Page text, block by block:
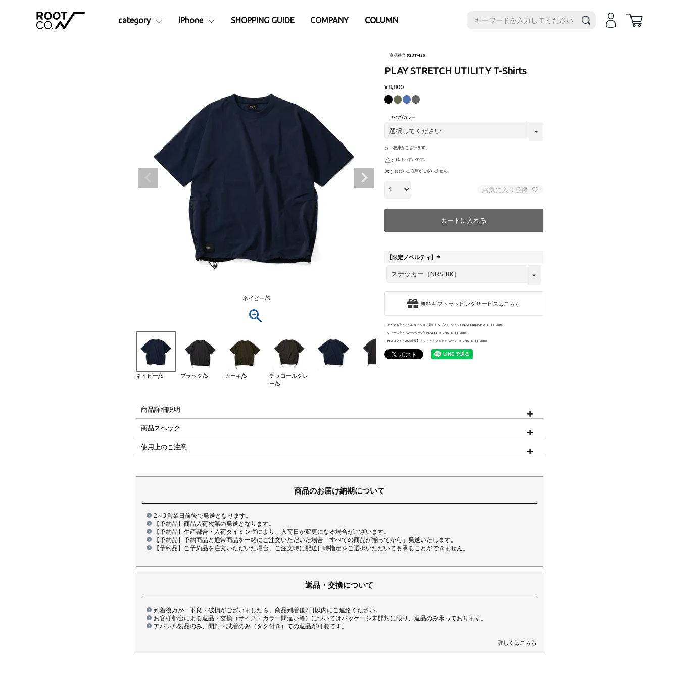
category
アクセサリー・小物
├カラビナ
├ショルダー・ネックストラップ
アパレル・ウェア類
- バックポケットシリーズ
- ロングスリープTシャツ
- スウェット
- アウター
├パンツ
- ロングパンツ
- ショーツ
ファニチャー
iPhone17e
iPhone17ProMax
iPhone16e
iPhone16ProMax
iPhone15Plus
iPhone
iPhone15Pro
iPhone15ProMax
iPhone14Pro
SHOPPING GUIDE COMPANY COLUMN
ネイビー/S
ネイビー/S ブラック/S カーキ/S
チャコールグレ
ー/S
商品番号 PSUT-456
PLAY STRETCH UTILITY T-Shirts
¥8,800
サイズ/カラー
○ 在庫がございます。
△ 残りわずかです。
✕ ただいま在庫がございません。
お気に入り登録
カートに入れる
【限定ノベルティ】
必
無料ギフトラッピングサービスはこちら
アイテム別 アパレル・ウェア類 トップス Tシャツ PLAY STRETCH UTILITY T-Shirts
シリーズ別 PLAYシリーズ PLAY STRETCH UTILITY T-Shirts
カタログ 【2025春夏】アウトドアウェア PLAY STRETCH UTILITY T-Shirts
商品詳細説明
商品スペック
使用上のご注意
商品のお届け納期について
2～3営業日前後で発送となります。
【予約品】商品入荷次第の発送となります。
【予約品】生産都合・入荷タイミングにより、入荷日が変更になる場合がございます。
【予約品】予約商品と通常商品を一緒にご注文いただいた場合「すべての商品が揃ってから」発送いたします。
【予約品】ご予約品を注文いただいた場合、ご注文時に配送日時指定をご選択いただいても承ることができません。
返品・交換について
到着後万が一不良・破損がございましたら、商品到着後7日以内にご連絡ください。
お客様都合による返品・交換（サイズ・カラー間違い等）についてはパッケージ未開封に限り、返品のみ承っております。
アパレル製品のみ、開封・試着のみ（タグ付き）での返品が可能です。
詳しくはこちら